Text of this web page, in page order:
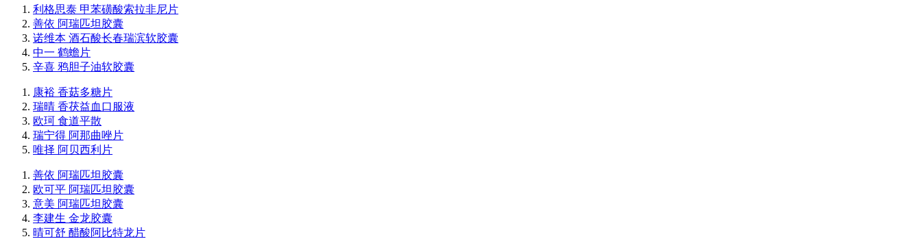
利格思泰 甲苯磺酸索拉非尼片
善依 阿瑞匹坦胶囊
诺维本 酒石酸长春瑞滨软胶囊
中一 鹤蟾片
辛喜 鸦胆子油软胶囊
康裕 香菇多糖片
瑞晴 香茯益血口服液
欧珂 食道平散
瑞宁得 阿那曲唑片
唯择 阿贝西利片
善依 阿瑞匹坦胶囊
欧可平 阿瑞匹坦胶囊
意美 阿瑞匹坦胶囊
李建生 金龙胶囊
晴可舒 醋酸阿比特龙片